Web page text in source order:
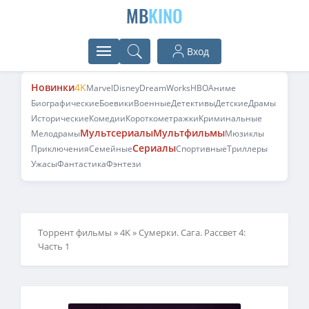
MBKINO
Вход
Новинки4KMarvelDisneyDreamWorksHBOАниме
БиографическиеБоевикиВоенныеДетективыДетскиеДрамы
ИсторическиеКомедииКороткометражкиКриминальные
МелодрамыМультсериалыМультфильмыМюзиклы
ПриключенияСемейныеСериалыСпортивныеТриллеры
УжасыФантастикаФэнтези
Торрент фильмы »4K» Сумерки. Сага. Рассвет 4:
Часть 1